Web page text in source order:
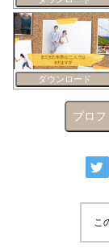
ダウンロード
プロ
こ